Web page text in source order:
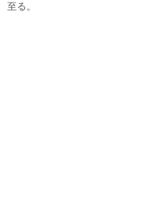
至る。